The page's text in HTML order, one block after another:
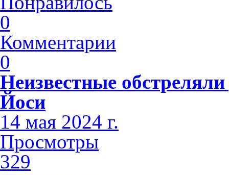
0
Комментарии
0
Неизвестные
Йоси
14 мая 2024 г.
Просмотры
329